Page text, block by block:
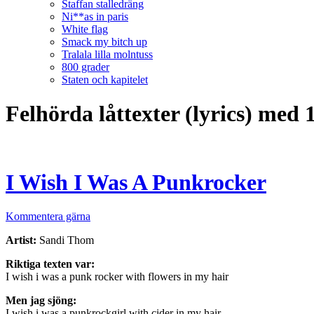
Staffan stalledräng
Ni**as in paris
White flag
Smack my bitch up
Tralala lilla molntuss
800 grader
Staten och kapitelet
Felhörda låttexter (lyrics) med
I Wish I Was A Punkrocker
Kommentera gärna
Artist: Sandi Thom
Riktiga texten var:
I wish i was a punk rocker with flowers in my hair
Men jag sjöng: